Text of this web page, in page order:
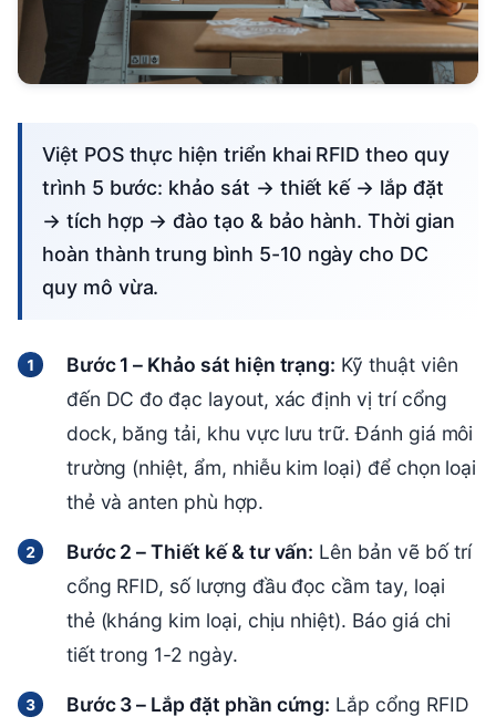
Việt POS thực hiện triển khai RFID theo quy
trình 5 bước: khảo sát → thiết kế → lắp đặt
→ tích hợp → đào tạo & bảo hành. Thời gian
hoàn thành trung bình 5-10 ngày cho DC
quy mô vừa.
Bước 1 – Khảo sát hiện trạng: Kỹ thuật viên
đến DC đo đạc layout, xác định vị trí cổng
dock, băng tải, khu vực lưu trữ. Đánh giá môi
trường (nhiệt, ẩm, nhiễu kim loại) để chọn loại
thẻ và anten phù hợp.
Bước 2 – Thiết kế & tư vấn: Lên bản vẽ bố trí
cổng RFID, số lượng đầu đọc cầm tay, loại
thẻ (kháng kim loại, chịu nhiệt). Báo giá chi
tiết trong 1-2 ngày.
Bước 3 – Lắp đặt phần cứng: Lắp cổng RFID